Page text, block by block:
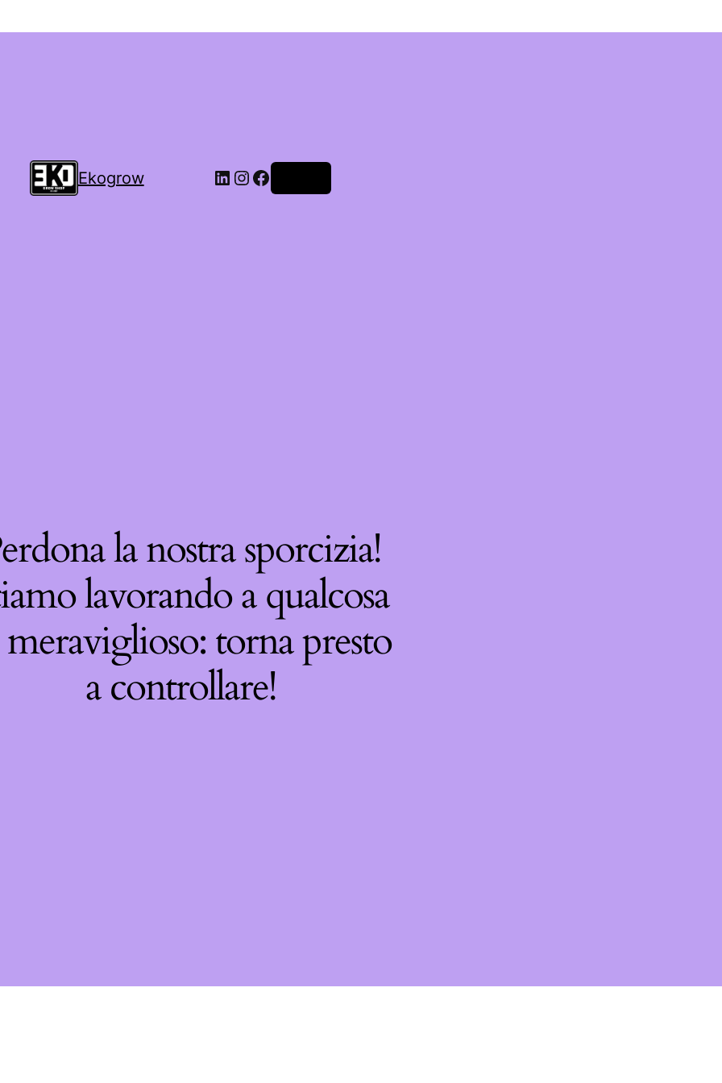
Ekogrow
la nostra sporcizia!
lavorando a qualcosa
torna presto
a controllare!